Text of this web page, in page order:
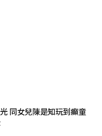
同女兒陳是知玩到癲童